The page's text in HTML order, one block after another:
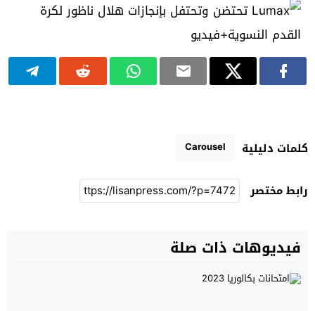
كلمات دليلية Carousel
رابط مختصر
فيديوهات ذات صلة